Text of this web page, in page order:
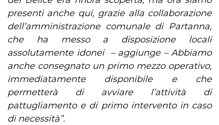
presenti anche qui, grazie alla collaborazione
dell’amministrazione comunale di Partanna,
che ha messo a disposizione locali
assolutamente idonei – aggiunge – Abbiamo
anche consegnato un primo mezzo operativo,
immediatamente disponibile e che
permetterà di avviare l’attività di
pattugliamento e di primo intervento in caso
di necessità”.